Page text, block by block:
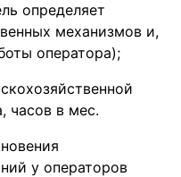
определяет
механизмов и,
оператора);
часов в мес.
у операторов